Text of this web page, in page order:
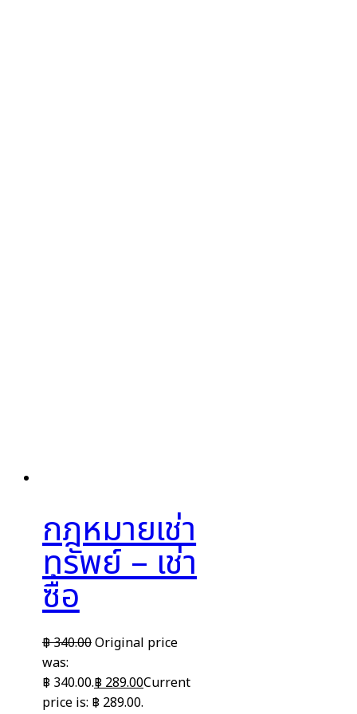
กฎหมายเช่า
ทรัพย์ – เช่า
ซื้อ
฿340.00Original price
was:
฿ 340.00.฿ 289.00Current
price is: ฿ 289.00.